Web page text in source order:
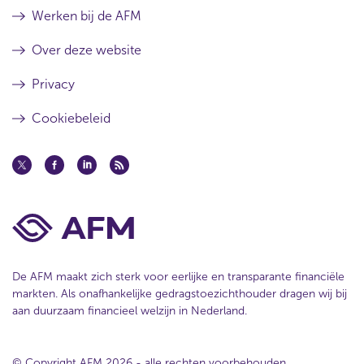
Werken bij de AFM
Over deze website
Privacy
Cookiebeleid
De AFM maakt zich sterk voor eerlijke en transparante financiële
markten. Als onafhankelijke gedragstoezichthouder dragen wij bij
aan duurzaam financieel welzijn in Nederland.